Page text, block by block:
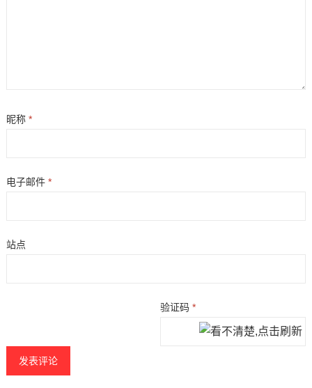
昵称 *
电子邮件 *
站点
验证码*